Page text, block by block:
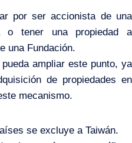
por ser accionista de una
o tener una propiedad a
una Fundación.
ampliar este punto, ya
de propiedades en
mecanismo.
se excluye a Taiwán.